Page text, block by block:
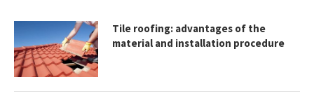
Tile roofing: advantages of the
material and installation procedure